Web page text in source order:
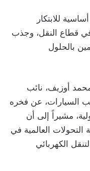
للابتكار
في قطاع النقل، وجذب
بالحلول
أوزيف، نائب
السيارات، عن فخره
مشيراً إلى أن
العالمية في
الكهربائي